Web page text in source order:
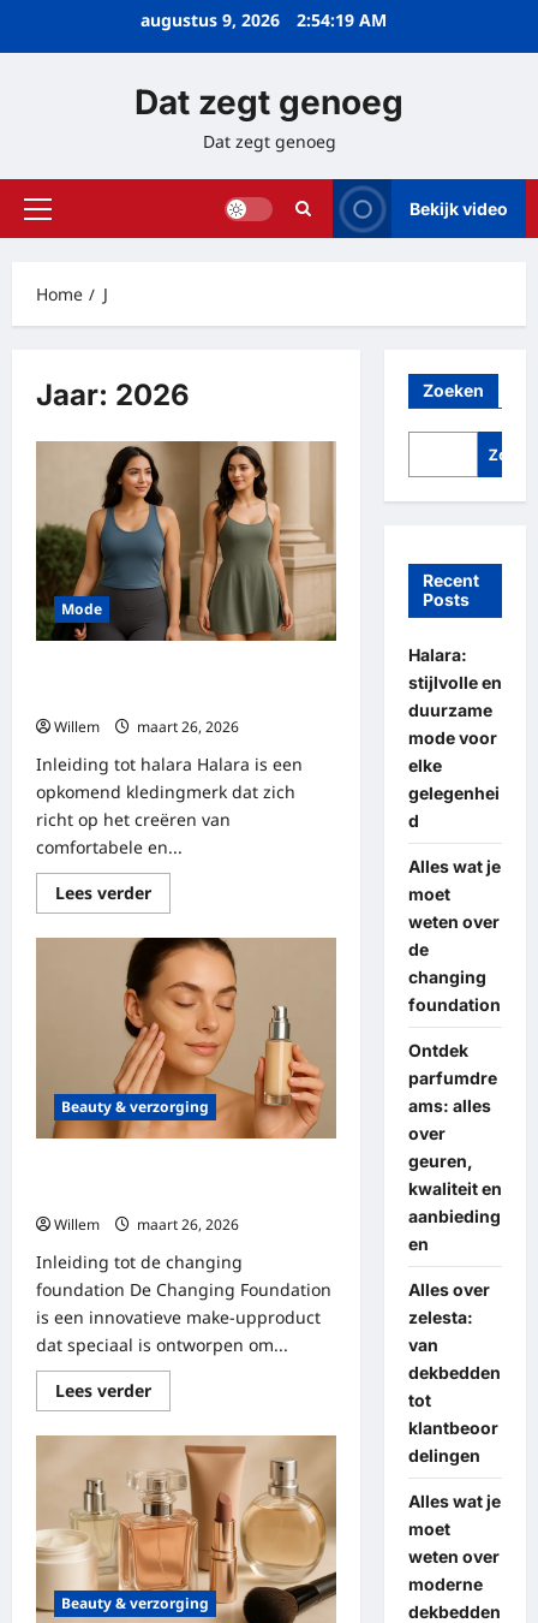
augustus 9, 2026 2:54:20 AM
Dat zegt genoeg
Dat zegt genoeg
Primair
Bekijk video
Home J
Jaar: 2026
Mode
Willem
maart 26, 2026
Inleiding tot halara Halara is een
opkomend kledingmerk dat zich
richt op het creëren van
comfortabele en...
Lees verderLees
meer
Halara:
stijlvolle
en
duurzame
mode
voor
elke
gelegenheid
Beauty & verzorging
Willem
maart 26, 2026
Inleiding tot de changing
foundation De Changing Foundation
is een innovatieve make-upproduct
dat speciaal is ontworpen om...
Lees verderLees
meer
Alles
je
moet
weten
over
de
changing
foundation
Beauty & verzorging
Zoeken
Recent
Posts
Halara:
stijlvolle en
duurzame
mode voor
elke
gelegenhei
d
Alles wat je
moet
weten over
de
changing
foundation
Ontdek
parfumdre
ams: alles
over
geuren,
kwaliteit en
aanbieding
en
Alles over
zelesta:
van
dekbedden
tot
klantbeoor
delingen
Alles wat je
moet
weten over
moderne
dekbedden